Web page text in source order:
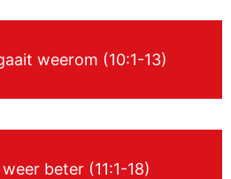
weerom (10:1-13)
beter (11:1-18)